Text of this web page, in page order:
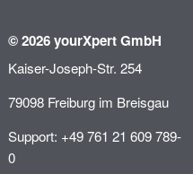
© 2026 yourXpert GmbH
Kaiser-Joseph-Str. 254
79098 Freiburg im Breisgau
Support: +49 761 21 609 789-
0